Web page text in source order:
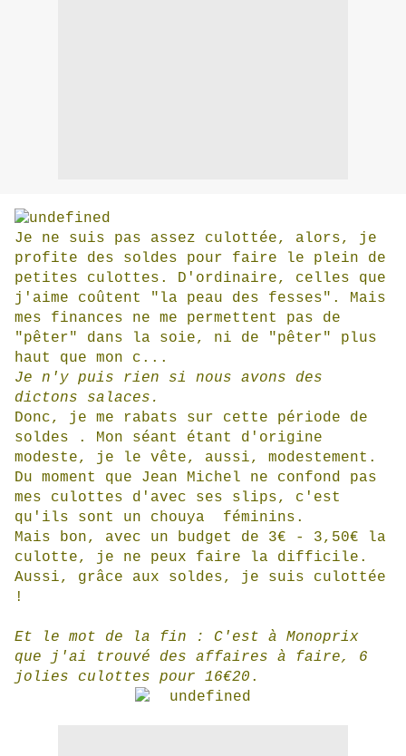
Je ne suis pas assez culottée, alors, je
profite des soldes pour faire le plein de
petites culottes. D'ordinaire, celles que
j'aime coûtent "la peau des fesses". Mais
mes finances ne me permettent pas de
"pêter" dans la soie, ni de "pêter" plus
haut que mon c...
Je n'y puis rien si nous avons des
dictons salaces.
Donc, je me rabats sur cette période de
soldes . Mon séant étant d'origine
modeste, je le vête, aussi, modestement.
Du moment que Jean Michel ne confond pas
mes culottes d'avec ses slips, c'est
qu'ils sont un chouya féminins.
Mais bon, avec un budget de 3€ - 3,50€ la
culotte, je ne peux faire la difficile.
Aussi, grâce aux soldes, je suis culottée
!
Et le mot de la fin : C'est à Monoprix
que j'ai trouvé des
affaires à faire, 6
jolies culottes pour 16€20 .